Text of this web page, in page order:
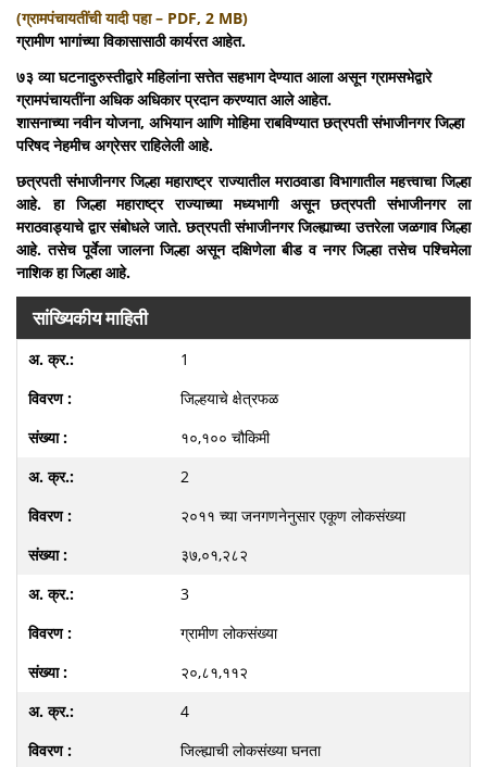
(ग्रामपंचायतींची यादी पहा – PDF, 2 MB)
ग्रामीण भागांच्या विकासासाठी कार्यरत आहेत.
७३ व्या घटनादुरुस्तीद्वारे महिलांना सत्तेत सहभाग देण्यात आला असून ग्रामसभेद्वारे
ग्रामपंचायतींना अधिक अधिकार प्रदान करण्यात आले आहेत.
शासनाच्या नवीन योजना, अभियान आणि मोहिमा राबविण्यातछत्रपती संभाजीनगर जिल्हा
परिषदनेहमीच अग्रेसर राहिलेली आहे.
छत्रपती संभाजीनगर जिल्हा महाराष्ट्र राज्यातील मराठवाडा विभागातील महत्त्वाचा जिल्हा
आहे. हा जिल्हा महाराष्ट्र राज्याच्या मध्यभागी असून छत्रपती संभाजीनगर ला
मराठवाड्याचे द्वार संबोधले जाते. छत्रपती संभाजीनगर जिल्ह्याच्या उत्तरेला जळगाव जिल्हा
आहे. तसेच पूर्वेला जालना जिल्हा असून दक्षिणेला बीड व नगर जिल्हा तसेच पश्चिमेला
नाशिक हा जिल्हा आहे.
सांख्यिकीय माहिती
1
जिल्हयाचे क्षेत्रफळ
१०,१०० चौकिमी
2
२०११ च्या जनगणनेनुसार एकूण लोकसंख्या
३७,०१,२८२
3
ग्रामीण लोकसंख्या
२०,८१,११२
4
जिल्ह्याची लोकसंख्या घनता